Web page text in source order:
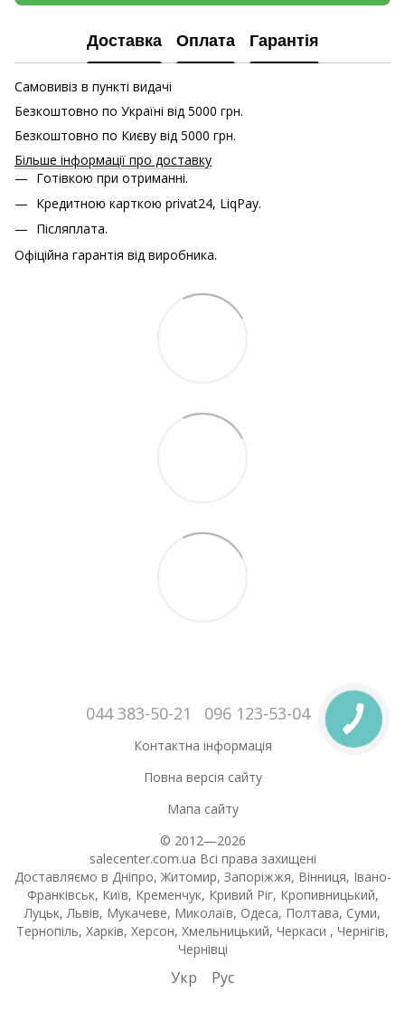
Доставка Оплата Гарантія
Самовивіз в пункті видачі
Безкоштовно по Україні від 5000 грн.
Безкоштовно по Києву від 5000 грн.
Більше інформації про доставку
Готівкою при отриманні.
Кредитною карткою privat24, LiqPay.
Післяплата.
Офіційна гарантія від виробника.
044 383-50-21 096 123-53-04
Контактна інформація
Повна версія сайту
Мапа сайту
© 2012—2026
salecenter.com.ua Всі права захищені
Доставляємо в Дніпро, Житомир, Запоріжжя, Вінниця, Івано-
Франківськ, Київ, Кременчук, Кривий Ріг, Кропивницький,
Луцьк, Львів, Мукачеве, Миколаїв, Одеса, Полтава, Суми,
Тернопіль, Харків, Херсон, Хмельницький, Черкаси , Чернігів,
Чернівці
Укр Рус